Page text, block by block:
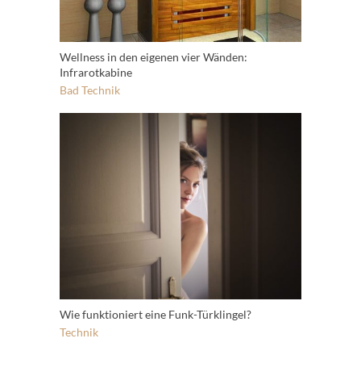
Wellness in den eigenen vier Wänden:
Infrarotkabine
Bad Technik
Wie funktioniert eine Funk-Türklingel?
Technik